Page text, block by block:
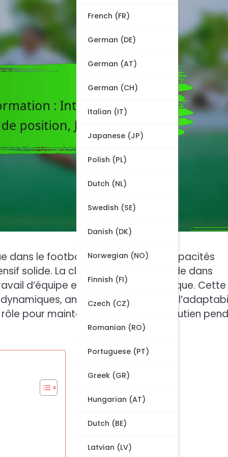
French (FR)
German (DE)
German (AT)
German (CH)
Italian (IT)
Japanese (JP)
Polish (PL)
Dutch (NL)
Swedish (SE)
Danish (DK)
Norwegian (NO)
Finnish (FI)
Czech (CZ)
Romanian (RO)
Portuguese (PT)
Greek (GR)
Hungarian (AT)
Dutch (BE)
Latvian (LV)
le football qui privilégie les capacités
solide. La clé de son succès réside dans
d’équipe et l’exécution stratégique. Cette
améliorant la fluidité et
pour maintenir l’équilibre et le soutien